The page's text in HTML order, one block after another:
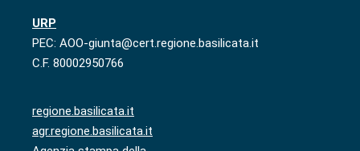
URP
PEC: AOO-giunta@cert.regione.basilicata.it
C.F. 80002950766
regione.basilicata.it
agr.regione.basilicata.it